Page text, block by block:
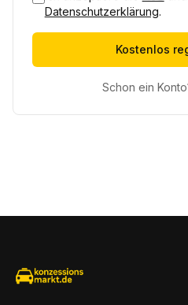
Datenschutzerklärung.
Kostenlos
Schon ein